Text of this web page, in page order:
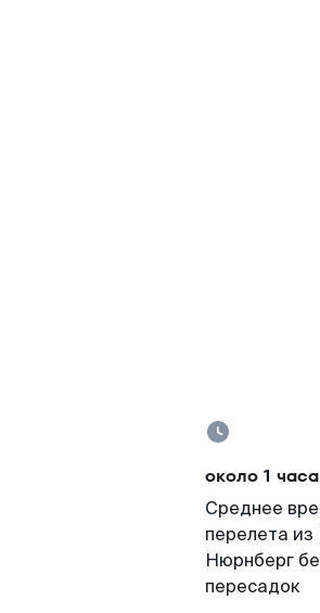
около 1 часа
Среднее
перелета из
Нюрнберг
пересадок